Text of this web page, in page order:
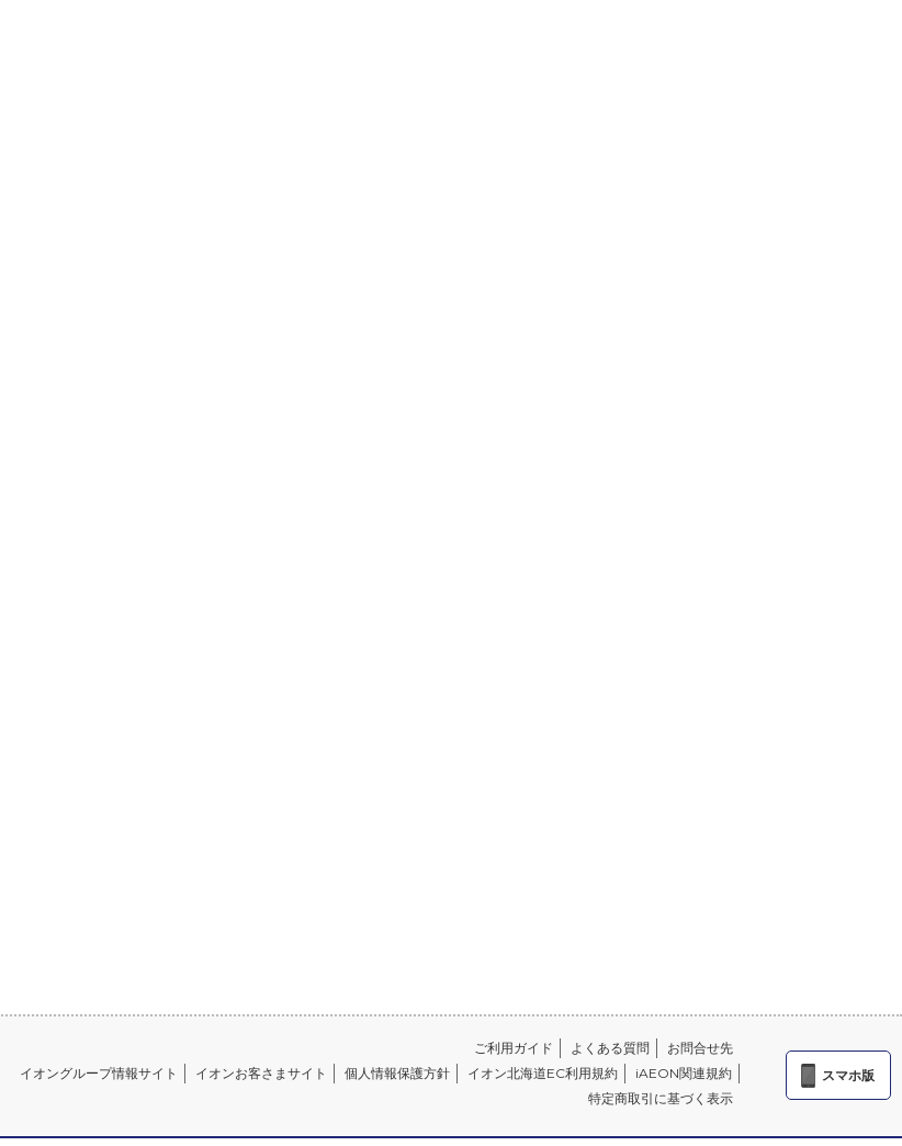
ご利用ガイド よくある質問
お問合せ先
イオングループ情報サイト
イオンお客さまサイト 個人情報保護方針 イオン北海道EC利用規約
iAEON関連規約
特定商取引に基づく表示
スマホ版